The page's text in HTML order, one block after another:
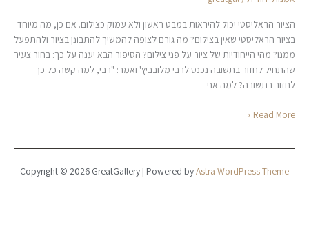
הציור הראליסטי יכול להיראות במבט ראשון ולא עמוק כצילום. אם כן, מה מיוחד
בציור הראליסטי שאין בצילום? מה גורם לצופה להמשיך להתבונן בציור ולהתפעל
ממנו? מהי הייחודיות של ציור על פני צילום? הסיפור הבא יענה על כך: בחור צעיר
שהתחיל לחזור בתשובה נכנס לרבי מלובביץ' ואמר: "רבי, למה קשה כל כך
לחזור בתשובה? למה אני
Read More »
Copyright © 2026 GreatGallery | Powered byAstra WordPress Theme